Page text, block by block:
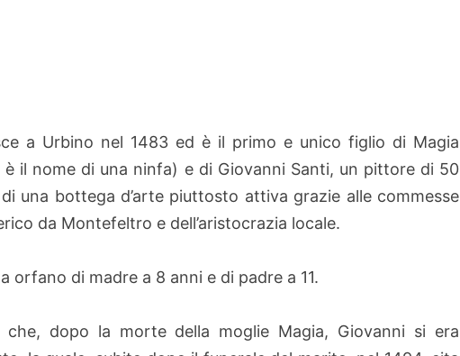
a Urbino nel 1483 ed è il primo e unico figlio di Magia
è il nome di una ninfa) e di Giovanni Santi, un pittore di 50
una bottega d’arte piuttosto attiva grazie alle commesse
da Montefeltro e dell’aristocrazia locale.
orfano di madre a 8 anni e di padre a 11.
che, dopo la morte della moglie Magia, Giovanni si era